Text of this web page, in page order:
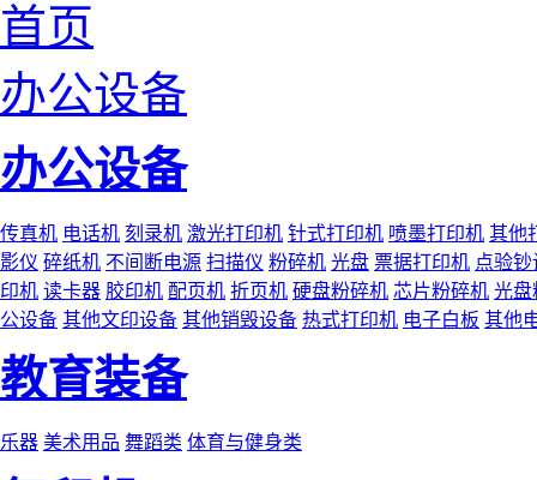
首页
办公设备
办公设备
传真机 电话机 刻录机 激光打印机 针式打印机 喷墨打印机 其他
影仪 碎纸机 不间断电源 扫描仪 粉碎机 光盘 票据打印机 点验钞
印机 读卡器 胶印机 配页机 折页机 硬盘粉碎机 芯片粉碎机 光盘
公设备 其他文印设备 其他销毁设备 热式打印机 电子白板 其他
教育装备
乐器 美术用品 舞蹈类 体育与健身类